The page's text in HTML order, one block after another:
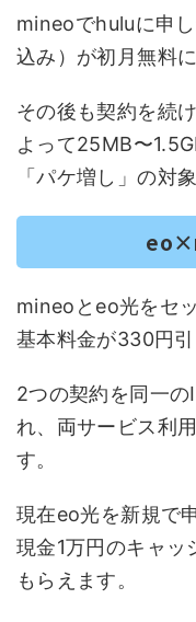
mineoでhuluに申
込み）が初月無料に
その後も契約を続
よって25MB〜
「パケ増し」の対
mineoとeo光をセ
基本料金が330円引
2つの契約を同一の
れ、両サービス利
す。
現在eo光を新規で
現金1万円のキャッ
もらえます。